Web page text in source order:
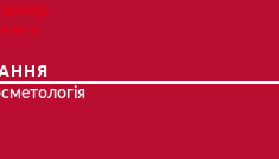
нами